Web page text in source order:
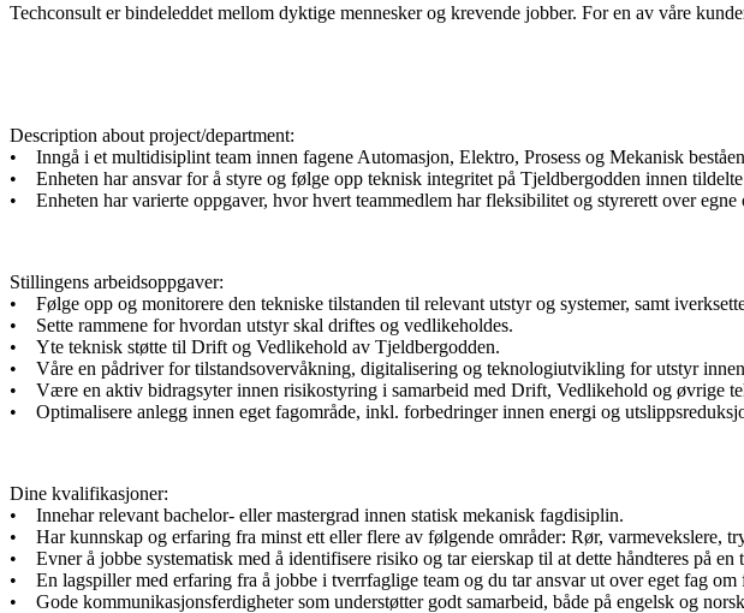
Techconsult er bindeleddet mellom dyktige mennesker og krevende jobber. For en av våre
Description about project/department:
• Inngå i et multidisiplint team innen fagene Automasjon, Elektro, Prosess og Mekanisk
• Enheten har ansvar for å styre og følge opp teknisk integritet på Tjeldbergodden innen
• Enheten har varierte oppgaver, hvor hvert teammedlem har fleksibilitet og styrerett over egne
Stillingens arbeidsoppgaver:
• Følge opp og monitorere den tekniske tilstanden til relevant utstyr og systemer, samt
• Sette rammene for hvordan utstyr skal driftes og vedlikeholdes.
• Yte teknisk støtte til Drift og Vedlikehold av Tjeldbergodden.
• Våre en pådriver for tilstandsovervåkning, digitalisering og teknologiutvikling for utstyr
• Være en aktiv bidragsyter innen risikostyring i samarbeid med Drift, Vedlikehold og øvrige
• Optimalisere anlegg innen eget fagområde, inkl. forbedringer innen energi og
Dine kvalifikasjoner:
• Innehar relevant bachelor- eller mastergrad innen statisk mekanisk fagdisiplin.
• Har kunnskap og erfaring fra minst ett eller flere av følgende områder: Rør, varmevekslere,
• Evner å jobbe systematisk med å identifisere risiko og tar eierskap til at dette håndteres på en
• En lagspiller med erfaring fra å jobbe i tverrfaglige team og du tar ansvar ut over eget fag om
• Gode kommunikasjonsferdigheter som understøtter godt samarbeid, både på engelsk og